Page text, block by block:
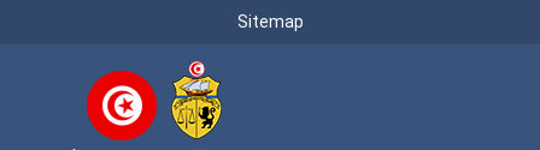
Menu
Sitemap